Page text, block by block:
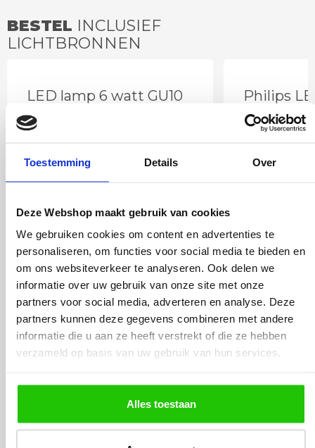
Toestemming Details Over
Deze Webshop maakt gebruik van cookies
We gebruiken cookies om content en advertenties te
personaliseren, om functies voor social media te bieden en
om ons websiteverkeer te analyseren. Ook delen we
informatie over uw gebruik van onze site met onze
partners voor social media, adverteren en analyse. Deze
partners kunnen deze gegevens combineren met andere
informatie die u aan ze heeft verstrekt of die ze hebben
verzameld op basis van uw gebruik van hun services.
Alles toestaan
BESTEL INCLUSIEF
LICHTBRONNEN
LED lamp 6 watt GU10
spot DImtone
12,95
Incl. BTW
Philips
2700